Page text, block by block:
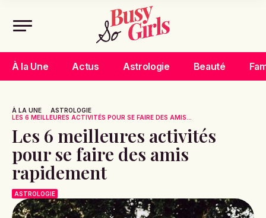
À la Une Actus Astrologie Beauté
À LA UNE
ASTROLOGIE
LES 6 MEILLEURES ACTIVITÉS POUR SE FAIRE DES AMIS...
Les 6 meilleures activités
pour se faire des amis
rapidement
ASTROLOGIE